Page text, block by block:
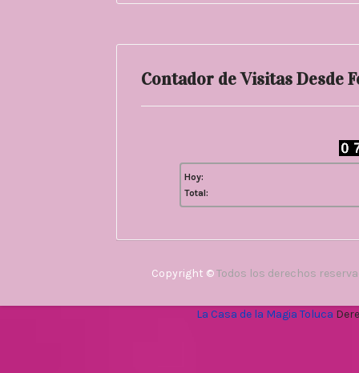
Contador de Visitas Desde
Hoy:
Total:
Copyright ©Todos los derechos
La Casa de la Magia Toluca